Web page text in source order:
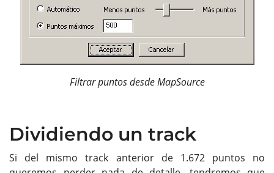
Filtrar puntos desde MapSource
Dividiendo un track
Si del mismo track anterior de 1.672 puntos no